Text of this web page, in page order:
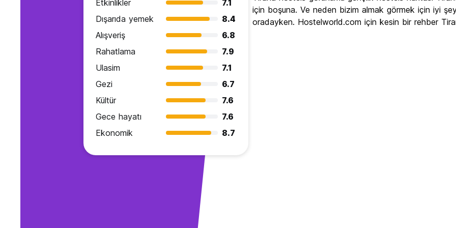
Etkinlikler
7.1
Dışarıda yemek
8.4
Alışveriş
6.8
Rahatlama
7.9
Ulasim
7.1
Gezi
6.7
Kültür
7.6
Gece hayatı
7.6
Ekonomik
8.7
için boşuna. Ve neden bizim almak görmek için iyi
oradayken. Hostelworld.com için kesin bir rehber